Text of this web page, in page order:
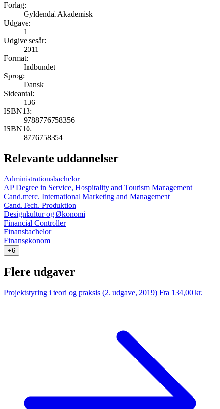
Forlag:
Gyldendal Akademisk
Udgave:
1
Udgivelsesår:
2011
Format:
Indbundet
Sprog:
Dansk
Sideantal:
136
ISBN13:
9788776758356
ISBN10:
8776758354
Relevante uddannelser
Administrationsbachelor
AP Degree in Service, Hospitality and Tourism Management
Cand.merc. International Marketing and Management
Cand.Tech. Produktion
Designkultur og Økonomi
Financial Controller
Finansbachelor
Finansøkonom
+6
Flere udgaver
Projektstyring i teori og praksis (2. udgave, 2019) Fra 134,00 kr.